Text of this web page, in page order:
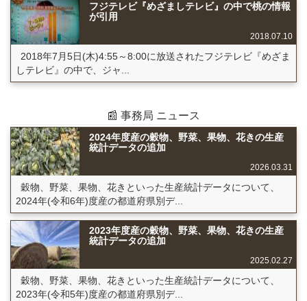
フジテレビ『めざましテレビ』の中で桃の情報
が引用
2018.07.10
2018年7月5日(木)4:55～8:00に放送されたフジテレビ『めざま
しテレビ』の中で、ジャ...
📰 事務局 ニュース
2024年度産の穀物、野菜、果物、花きの生産
統計データの追加
2026.03.31
穀物、野菜、果物、花きといった生産統計データについて、
2024年(令和6年)度産の都道府県別デ...
2023年度産の穀物、野菜、果物、花きの生産
統計データの追加
2025.02.27
穀物、野菜、果物、花きといった生産統計データについて、
2023年(令和5年)度産の都道府県別デ...